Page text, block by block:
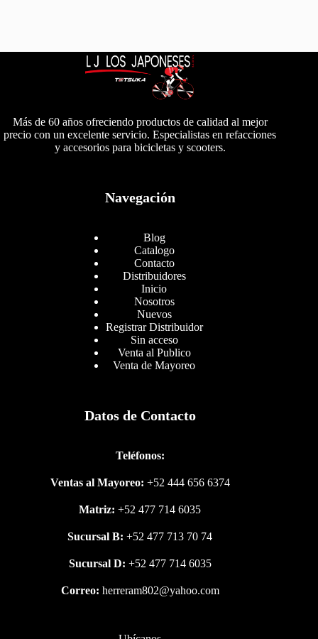
Más de 60 años ofreciendo productos de calidad al mejor
precio con un excelente servicio. Especialistas en refacciones
y accesorios para bicicletas y scooters.
Navegación
Blog
Catalogo
Contacto
Distribuidores
Inicio
Nosotros
Nuevos
Registrar Distribuidor
Sin acceso
Venta al Publico
Venta de Mayoreo
Datos de Contacto
Teléfonos:
Ventas al Mayoreo: +52 444 656 6374
Matriz: +52 477 714 6035
Sucursal B:+52 477 713 70 74
Sucursal D: +52 477 714 6035
Correo: herreram802@yahoo.com